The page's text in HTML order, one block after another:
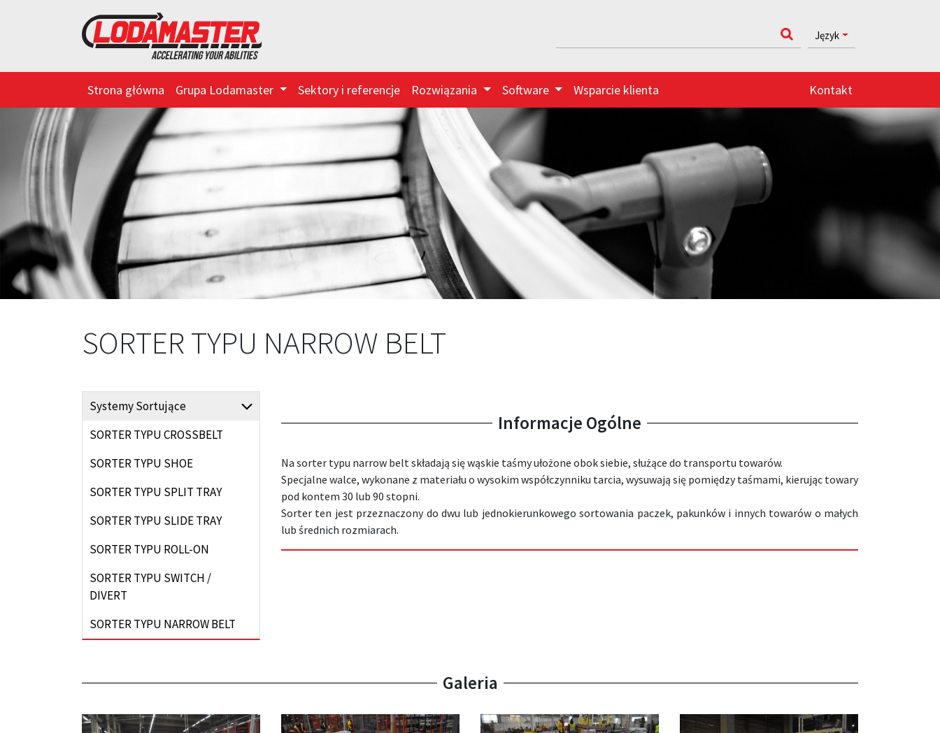
Język
Strona główna Grupa Lodamaster Sektory i referencje Rozwiązania Software Wsparcie klienta Kontakt
SORTER TYPU NARROW BELT
Systemy Sortujące
SORTER TYPU CROSSBELT
SORTER TYPU SHOE
SORTER TYPU SPLIT TRAY
SORTER TYPU SLIDE TRAY
SORTER TYPU ROLL-ON
SORTER TYPU SWITCH /
DIVERT
SORTER TYPU NARROW BELT
Informacje Ogólne
Na sorter typu narrow belt składają się wąskie taśmy ułożone obok siebie, służące do transportu towarów.
Specjalne walce, wykonane z materiału o wysokim współczynniku tarcia, wysuwają się pomiędzy taśmami, kierując towary
pod kontem 30 lub 90 stopni.
Sorter ten jest przeznaczony do dwu lub jednokierunkowego sortowania paczek, pakunków i innych towarów o małych
lub średnich rozmiarach.
Galeria